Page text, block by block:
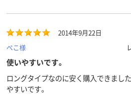
2014年9月22日
ぺこ様
使いやすいです。
ロングタイプなのに安く購入できまし
やすいです。